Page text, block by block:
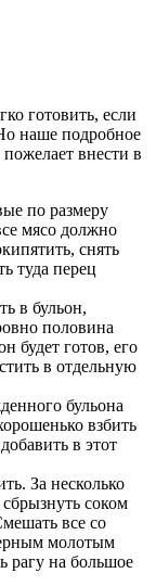
готовить, если
наше подробное
внести в
по размеру
мясо должно
снять
туда перец
в бульон,
половина
будет готов, его
в отдельную
бульона
взбить
в этот
За несколько
соком
все со
молотым
рагу на большое